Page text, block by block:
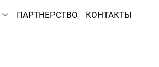
ПАРТНЕРСТВО КОНТАКТЫ